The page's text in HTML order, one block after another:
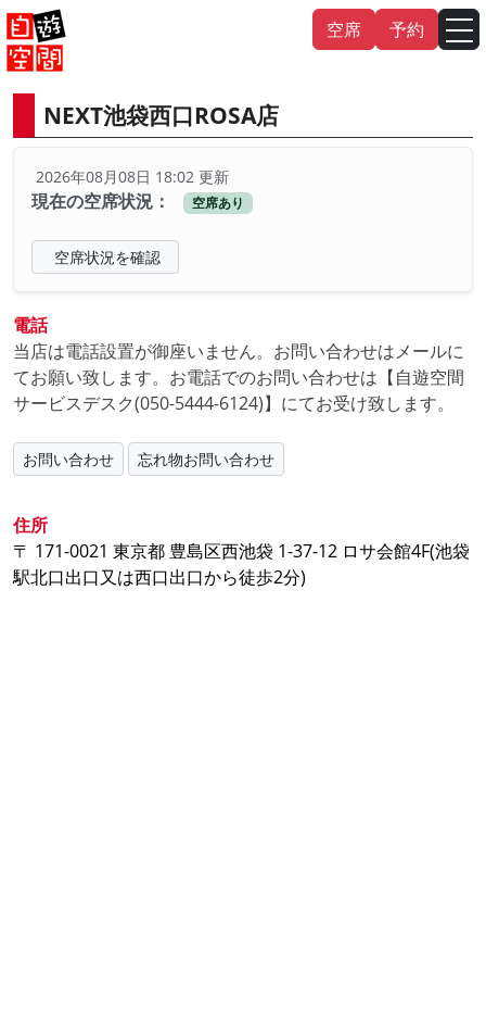
Skip
to
content
空席 予約
NEXT池袋西口ROSA店
2026年08月08日 18:02 更新
現在の空席状況： 空席あり
空席状況を確認
電話
当店は電話設置が御座いません。お問い合わせはメールに
てお願い致します。お電話でのお問い合わせは【自遊空間
サービスデスク(050-5444-6124)】にてお受け致します。
お問い合わせ 忘れ物お問い合わせ
住所
〒 171-0021 東京都 豊島区西池袋 1-37-12 ロサ会館4F(池袋
駅北口出口又は西口出口から徒歩2分)
English 中文（繁體） 中文（简体）
한국어